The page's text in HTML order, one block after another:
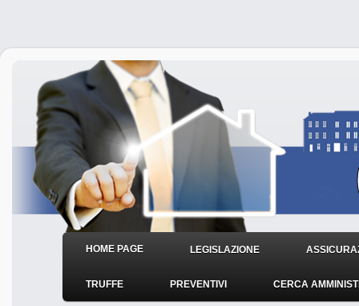
HOME PAGE LEGISLAZIONE
TRUFFE PREVENTIVI CERCA